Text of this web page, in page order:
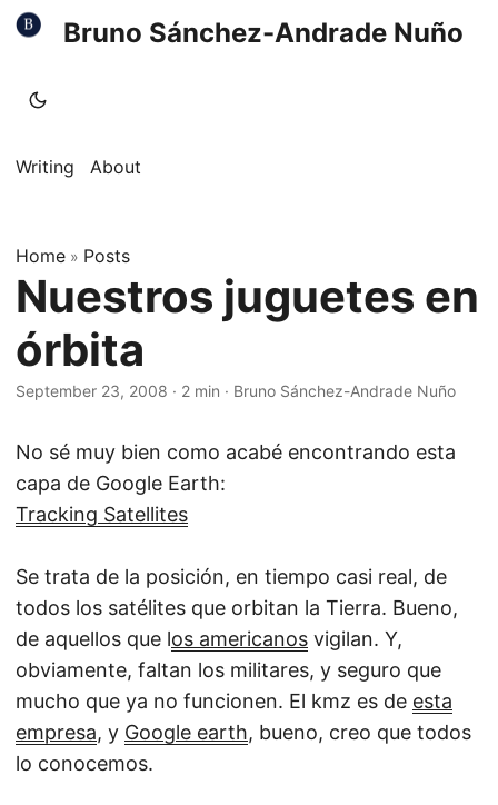
Bruno Sánchez-Andrade Nuño
Writing About
Home » Posts
Nuestros juguetes en
órbita
September 23, 2008 · 2 min · Bruno Sánchez-Andrade Nuño
No sé muy bien como acabé encontrando esta
capa de Google Earth:
Tracking Satellites
Se trata de la posición, en tiempo casi real, de
todos los satélites que orbitan la Tierra. Bueno,
de aquellos que los americanos vigilan. Y,
obviamente, faltan los militares, y seguro que
mucho que ya no funcionen. El kmz es de esta
empresa, y Google earth, bueno, creo que todos
lo conocemos.